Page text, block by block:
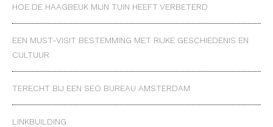
HOE DE HAAGBEUK MIJN TUIN HEEFT VERBETERD
EEN MUST-VISIT BESTEMMING MET RIJKE GESCHIEDENIS EN
CULTUUR
TERECHT BIJ EEN SEO BUREAU AMSTERDAM
LINKBUILDING